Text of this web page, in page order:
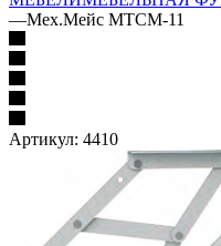
—Мех.Мейс МТСМ-11
Артикул: 4410